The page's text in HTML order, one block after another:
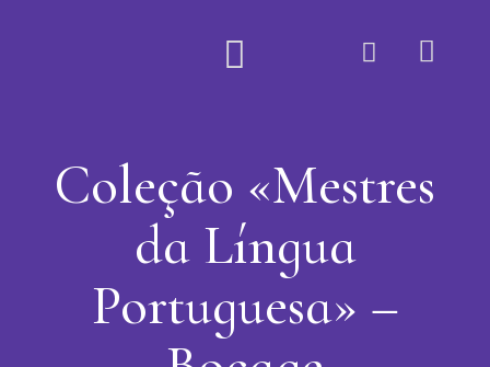
Coleção «Mestres
da Língua
Portuguesa» –